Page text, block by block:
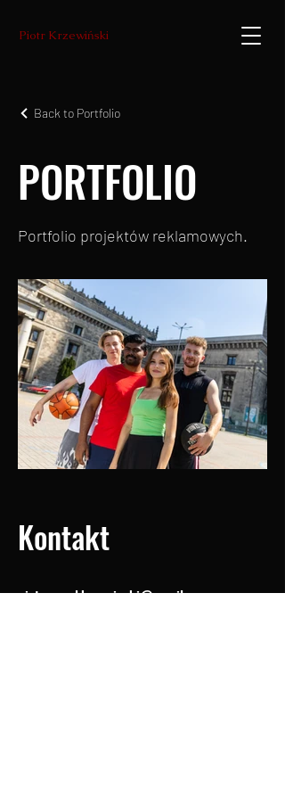
Piotr Krzewiński
Back to Portfolio
PORTFOLIO
Portfolio projektów reklamowych.
Kontakt
piotr.pawel.krzewinski@gmail.com